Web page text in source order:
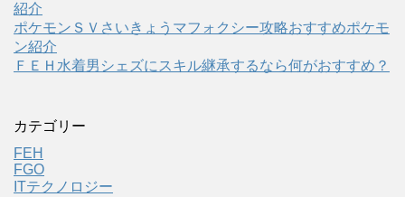
紹介
ポケモンＳＶさいきょうマフォクシー攻略おすすめポケモ
ン紹介
ＦＥＨ水着男シェズにスキル継承するなら何がおすすめ？
カテゴリー
FEH
FGO
ITテクノロジー